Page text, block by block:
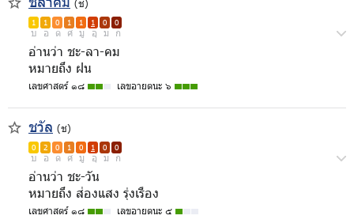
(ช)
1 1 0 1 1 1 0 0
บ อ ด ศ มู อุ ม ก
อ่านว่า ชะ-ลา-คม
หมายถึง ฝน
เลขศาสตร์ ๑๘ เลขอายตนะ ๖
ชวัล (ช)
0 2 0 1 0 1 0 0
บ อ ด ศ มู อุ ม ก
อ่านว่า ชะ-วัน
หมายถึง ส่องแสง รุ่งเรือง
เลขศาสตร์ ๑๘ เลขอายตนะ ๕